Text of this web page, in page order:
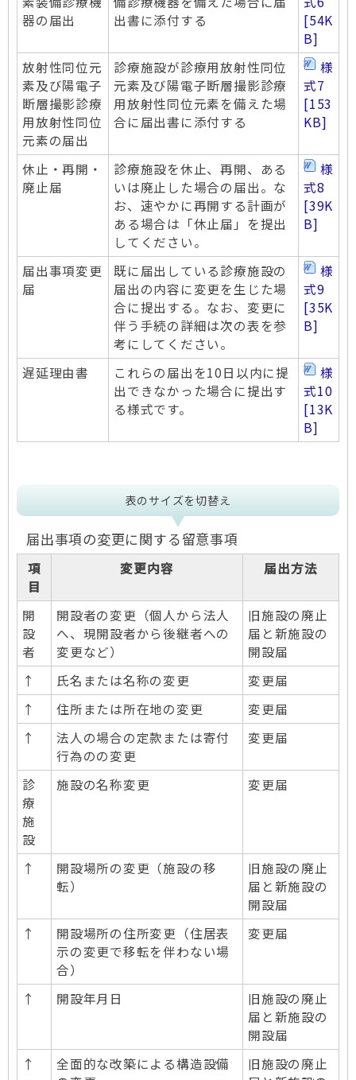
器の届出
出書に添付する
[54K
B]
放射性同位元
素及び陽電子
断層撮影診療
用放射性同位
元素の届出
診療施設が診療用放射性同位
元素及び陽電子断層撮影診療
用放射性同位元素を備えた場
合に届出書に添付する
様
式7
[153
KB]
休止・再開・
廃止届
診療施設を休止、再開、ある
いは廃止した場合の届出。な
お、速やかに再開する計画が
ある場合は「休止届」を提出
してください。
様
式8
[39K
B]
届出事項変更
届
既に届出している診療施設の
届出の内容に変更を生じた場
合に提出する。なお、変更に
伴う手続の詳細は次の表を参
考にしてください。
様
式9
[35K
B]
遅延理由書
これらの届出を10日以内に提
出できなかった場合に提出す
る様式です。
様
式10
[13K
B]
表のサイズを切替え
届出事項の変更に関する留意事項
項
目
変更内容 届出方法
開
設
者
開設者の変更（個人から法人
へ、現開設者から後継者への
変更など）
旧施設の廃止
届と新施設の
開設届
↑
氏名または名称の変更
変更届
↑
住所または所在地の変更
変更届
↑
法人の場合の定款または寄付
行為のの変更
変更届
診
療
施
設
施設の名称変更 変更届
↑
開設場所の変更（施設の移
転）
旧施設の廃止
届と新施設の
開設届
↑
開設場所の住所変更（住居表
示の変更で移転を伴わない場
合）
変更届
↑ 開設年月日
旧施設の廃止
届と新施設の
開設届
↑
全面的な改築による構造設備
旧施設の廃止